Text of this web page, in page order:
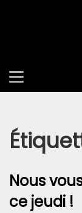
Nous
ce jeudi !